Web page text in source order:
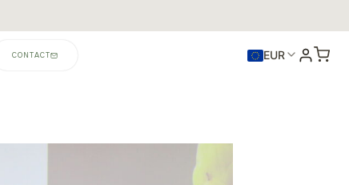
CONTACT EUR